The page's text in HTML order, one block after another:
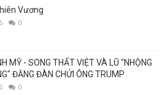
Vương
0
MỸ - SONG THẤT VIỆT VÀ LŨ "NHỘNG
ĐĂNG ĐÀN CHỬI ÔNG TRUMP
0